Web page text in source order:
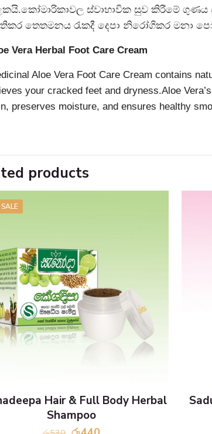
ස්වාභාවික සුව කිරීමේ
තෙතමනය රැකදී දෙපා නිරෝගිකර මනා
Vera Herbal Foot Care Cream
Aloe Vera Foot Care Cream contains
your cracked feet and dryness.Aloe
preserves moisture, and ensures healthy
products
Hair & Full Body Herbal
Shampoo